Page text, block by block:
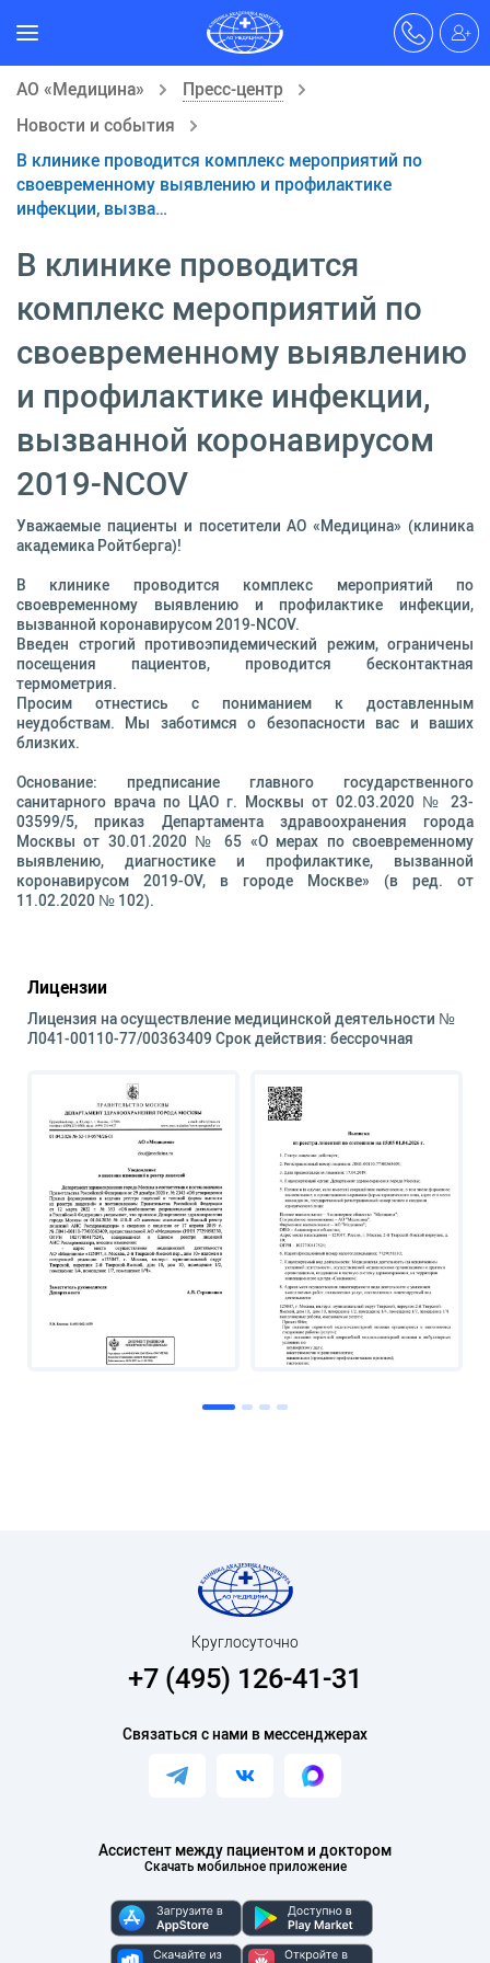
АО «Медицина»
Пресс-центр
Новости и события
В клинике проводится комплекс мероприятий по
своевременному выявлению и профилактике
инфекции, вызва…
В клинике проводится
комплекс мероприятий по
своевременному выявлению
и профилактике инфекции,
вызванной коронавирусом
2019-NCOV
Уважаемые пациенты и посетители АО «Медицина» (клиника
академика Ройтберга)!
В клинике проводится комплекс мероприятий по
своевременному выявлению и профилактике инфекции,
вызванной коронавирусом 2019-NCOV.
Введен строгий противоэпидемический режим, ограничены
посещения пациентов, проводится бесконтактная
термометрия.
Просим отнестись с пониманием к доставленным
неудобствам. Мы заботимся о безопасности вас и ваших
близких.
Основание: предписание главного государственного
санитарного врача по ЦАО г. Москвы от 02.03.2020 № 23-
03599/5, приказ Департамента здравоохранения города
Москвы от 30.01.2020 № 65 «О мерах по своевременному
выявлению, диагностике и профилактике, вызванной
коронавирусом 2019-OV, в городе Москве» (в ред. от
11.02.2020 № 102).
Лицензии
Лицензия на осуществление медицинской деятельности №
Л041-00110-77/00363409 Срок действия: бессрочная
Ассистент между пациентом и доктором
Скачать мобильное приложение
Круглосуточно
+7 (495) 126-41-31
Связаться с нами в мессенджерах